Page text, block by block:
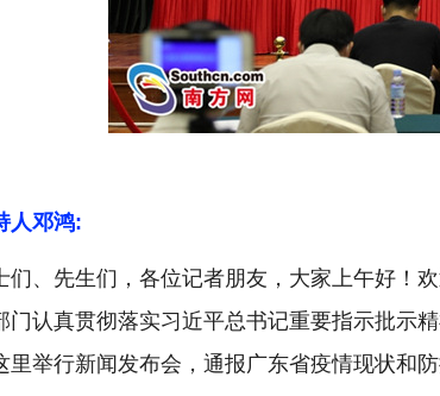
邓鸿:
先生们，各位记者朋友，大家上午好！欢
门认真贯彻落实习近平总书记重要指示批示
里举行新闻发布会，通报广东省疫情现状和